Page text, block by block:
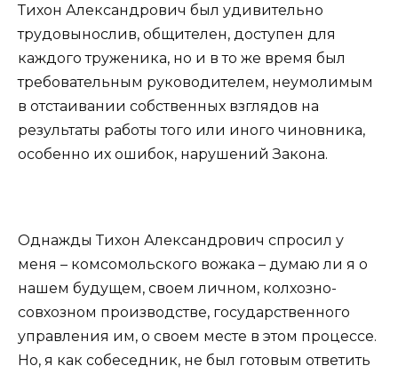
Тихон Александрович был удивительно
трудовынослив, общителен, доступен для
каждого труженика, но и в то же время был
требовательным руководителем, неумолимым
в отстаивании собственных взглядов на
результаты работы того или иного чиновника,
особенно их ошибок, нарушений Закона.
Однажды Тихон Александрович спросил у
меня – комсомольского вожака – думаю ли я о
нашем будущем, своем личном, колхозно-
совхозном производстве, государственного
управления им, о своем месте в этом процессе.
Но, я как собеседник, не был готовым ответить